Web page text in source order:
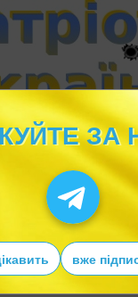
ЗА
вже